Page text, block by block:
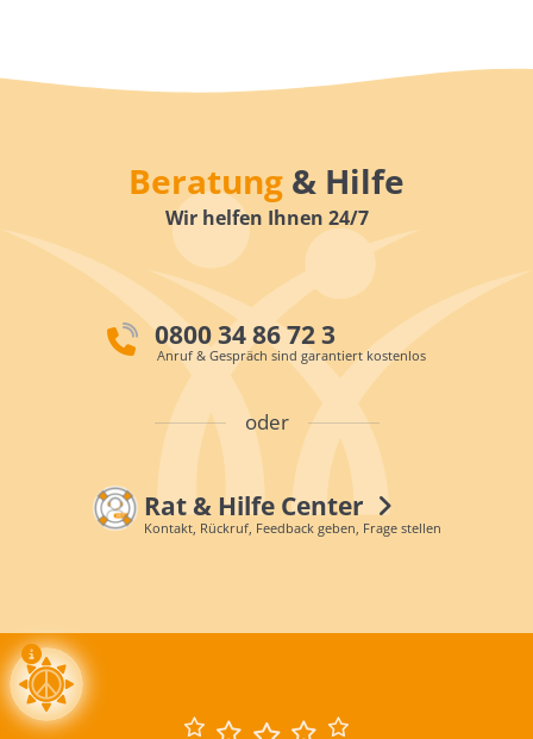
Beratung & Hilfe
Wir helfen Ihnen 24/7
0800 34 86 72 3
Anruf & Gespräch sind garantiert kostenlos
oder
Rat & Hilfe Center
Kontakt, Rückruf, Feedback geben, Frage stellen